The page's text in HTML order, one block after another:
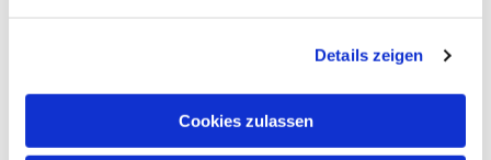
Details zeigen
Cookies zulassen